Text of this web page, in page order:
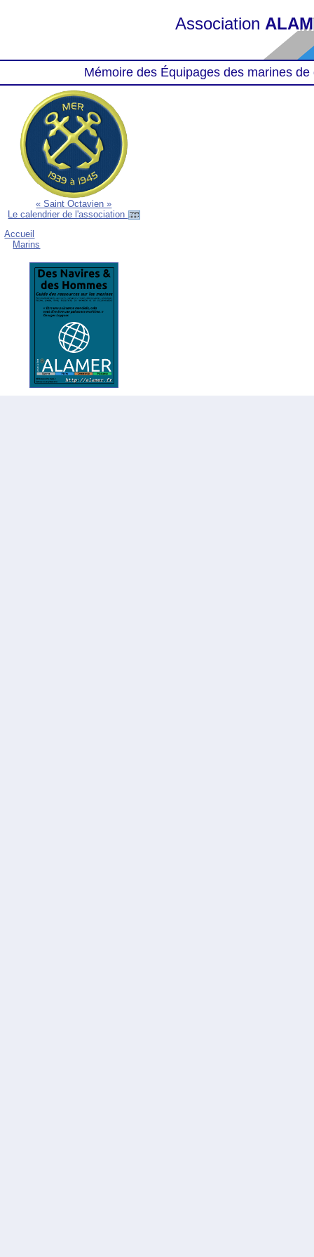
Association
Mémoire des Équipages des marines
« Saint Octavien »
Le calendrier de l'association
Accueil
Marins